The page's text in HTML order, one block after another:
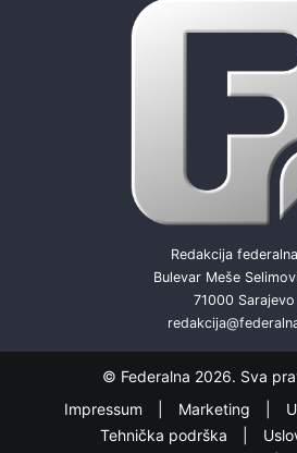
Redakcija
Bulevar Meše
71000 Sarajevo
© Federalna 2026. Sva
Impressum
Marketing
Tehnička podrška